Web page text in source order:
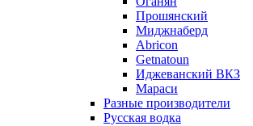
Прошянский
Миджнаберд
Abricon
Getnatoun
Иджеванский ВКЗ
Мараси
Разные производители
Русская водка